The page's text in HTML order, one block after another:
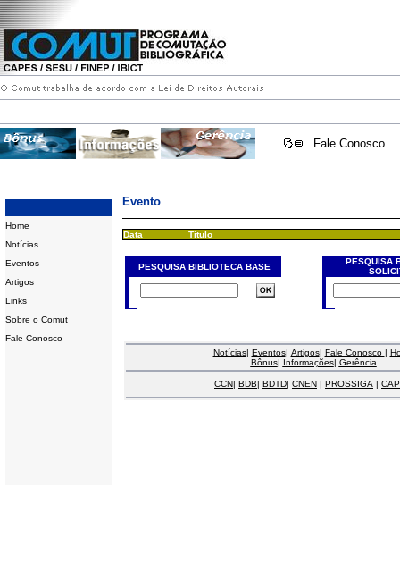
Fale Conosco
Home
Notícias
Eventos
Artigos
Links
Sobre o Comut
Fale Conosco
Evento
Data Título
PESQUISA BIBLIOTECA BASE
PESQUISA
Notícias| Eventos| Artigos| Fale Conosco |
Bônus| Informações| Gerência
CCN| BDB| BDTD| CNEN | PROSSIGA |